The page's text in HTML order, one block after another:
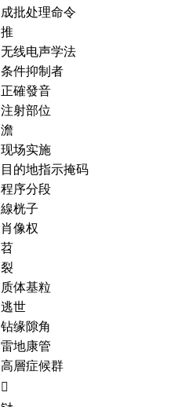
成批处理命令
推
无线电声学法
条件抑制者
正確發音
注射部位
澹
现场实施
目的地指示掩码
程序分段
線桄子
肖像权
苕
裂
质体基粒
逃世
钻缘隙角
雷地康管
高層症候群
𧘞